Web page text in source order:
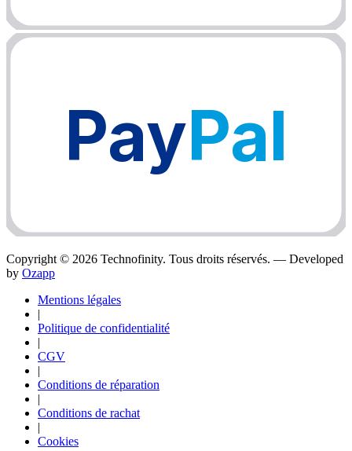
PayPal
Copyright © 2026 Technofinity. Tous droits réservés. — Developed
by Ozapp
Mentions légales
|
Politique de confidentialité
|
CGV
|
Conditions de réparation
|
Conditions de rachat
|
Cookies